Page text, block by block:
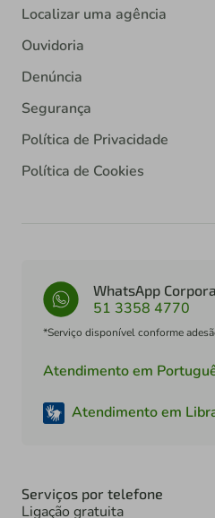
Localizar uma agência
Ouvidoria
Denúncia
Segurança
Política de Privacidade
Política de Cookies
WhatsApp
51 3358 4770
*Serviço disponível conforme
Atendimento em
Atendimento em
Serviços por telefone
Ligação gratuita